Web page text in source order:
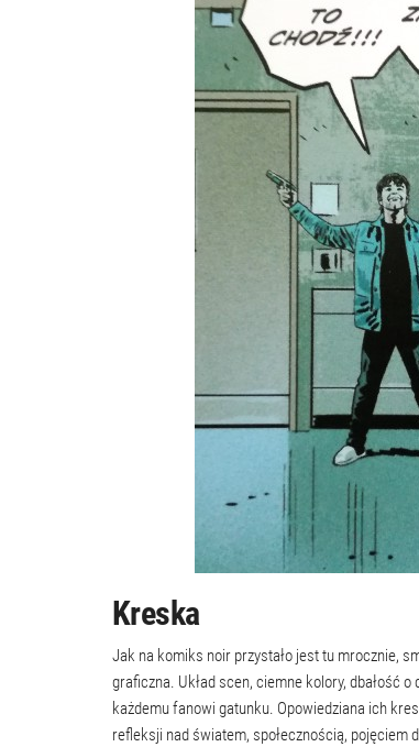
Kreska
Jak na komiks noir przystało jest tu mrocznie,
graficzna. Układ scen, ciemne kolory, dbałość
każdemu fanowi gatunku. Opowiedziana ich
refleksji nad światem, społecznością, pojęciem